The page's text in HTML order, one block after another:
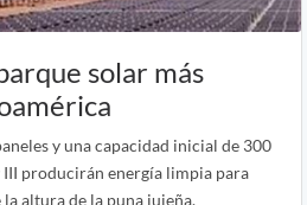
solar más
y una capacidad inicial de 300
III producirán energía limpia para
altura de la puna jujeña.